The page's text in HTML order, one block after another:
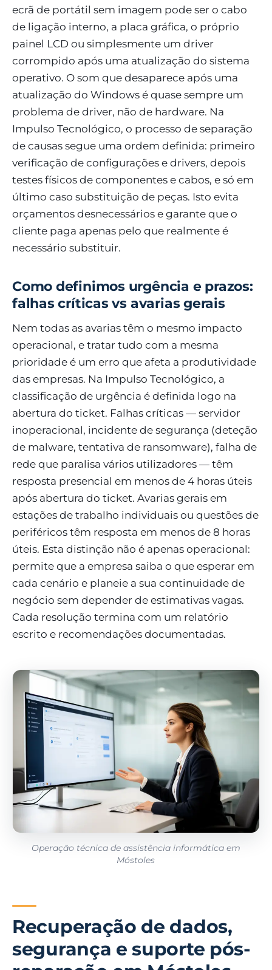
ecrã de portátil sem imagem pode ser o cabo
de ligação interno, a placa gráfica, o próprio
painel LCD ou simplesmente um driver
corrompido após uma atualização do sistema
operativo. O som que desaparece após uma
atualização do Windows é quase sempre um
problema de driver, não de hardware. Na
Impulso Tecnológico, o processo de separação
de causas segue uma ordem definida: primeiro
verificação de configurações e drivers, depois
testes físicos de componentes e cabos, e só em
último caso substituição de peças. Isto evita
orçamentos desnecessários e garante que o
cliente paga apenas pelo que realmente é
necessário substituir.
Como definimos urgência e prazos:
falhas críticas vs avarias gerais
Nem todas as avarias têm o mesmo impacto
operacional, e tratar tudo com a mesma
prioridade é um erro que afeta a produtividade
das empresas. Na Impulso Tecnológico, a
classificação de urgência é definida logo na
abertura do ticket. Falhas críticas — servidor
inoperacional, incidente de segurança (deteção
de malware, tentativa de ransomware), falha de
rede que paralisa vários utilizadores — têm
resposta presencial em menos de 4 horas úteis
após abertura do ticket. Avarias gerais em
estações de trabalho individuais ou questões de
periféricos têm resposta em menos de 8 horas
úteis. Esta distinção não é apenas operacional:
permite que a empresa saiba o que esperar em
cada cenário e planeie a sua continuidade de
negócio sem depender de estimativas vagas.
Cada resolução termina com um relatório
escrito e recomendações documentadas.
Operação técnica de assistência informática em
Móstoles
Recuperação de dados,
segurança e suporte pós-